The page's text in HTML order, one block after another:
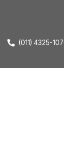
(011) 4325-